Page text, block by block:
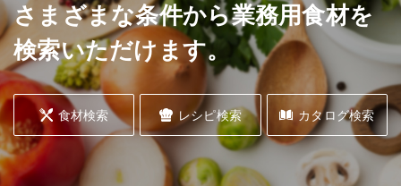
さまざまな条件から業務用食材を
検索いただけます。
食材検索 レシピ検索 カタログ検索